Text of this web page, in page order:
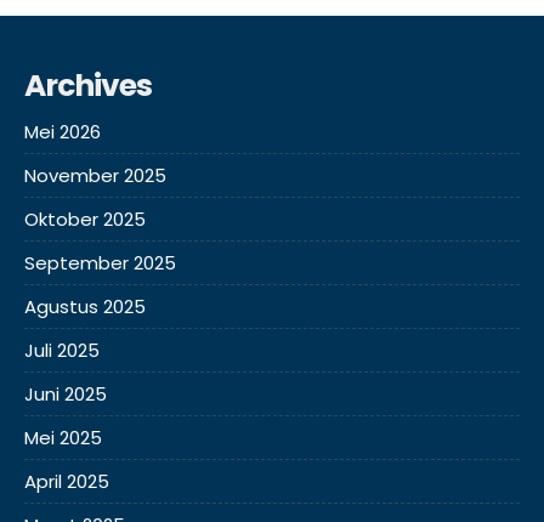
Archives
Mei 2026
November 2025
Oktober 2025
September 2025
Agustus 2025
Juli 2025
Juni 2025
Mei 2025
April 2025